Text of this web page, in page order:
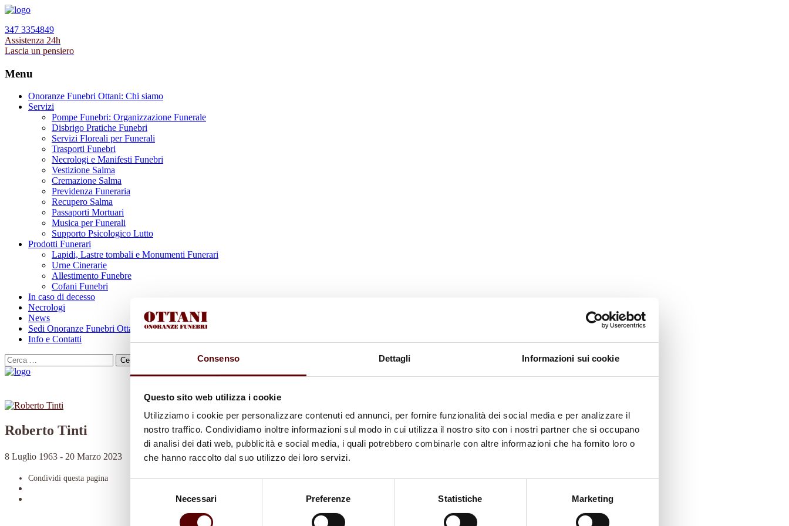
Consenso Dettagli Informazioni sui cookie
Questo sito web utilizza i cookie
Utilizziamo i cookie per personalizzare contenuti ed annunci, per fornire funzionalità dei social media e per analizzare il
nostro traffico. Condividiamo inoltre informazioni sul modo in cui utilizza il nostro sito con i nostri partner che si occupano
di analisi dei dati web, pubblicità e social media, i quali potrebbero combinarle con altre informazioni che ha fornito loro o
che hanno raccolto dal suo utilizzo dei loro servizi.
Necessari Preferenze Statistiche Marketing
347 3354849
Assistenza 24h
Lascia un pensiero
Menu
Onoranze Funebri Ottani: Chi siamo
Servizi
Pompe Funebri: Organizzazione Funerale
Disbrigo Pratiche Funebri
Servizi Floreali per Funerali
Trasporti Funebri
Necrologi e Manifesti Funebri
Vestizione Salma
Cremazione Salma
Previdenza Funeraria
Recupero Salma
Passaporti Mortuari
Musica per Funerali
Supporto Psicologico Lutto
Prodotti Funerari
Lapidi, Lastre tombali e Monumenti Funerari
Urne Cinerarie
Allestimento Funebre
Cofani Funebri
In caso di decesso
Necrologi
News
Sedi Onoranze Funebri Ottani
Info e Contatti
Cerca
per:
Roberto Tinti
8 Luglio 1963 - 20 Marzo 2023
Condividi questa pagina